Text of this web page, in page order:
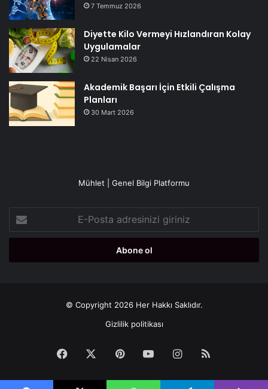
7 Temmuz 2026
Diyette Kilo Vermeyi Hızlandıran Kolay
Uygulamalar
22 Nisan 2026
Akademik Başarı İçin Etkili Çalışma
Planları
30 Mart 2026
Mühlet | Genel Bilgi Platformu
Posta
adresinizi
© Copyright 2026 Her Hakkı Saklıdır.
Gizlilik politikası
Facebook PinterestYouTubeInstagram